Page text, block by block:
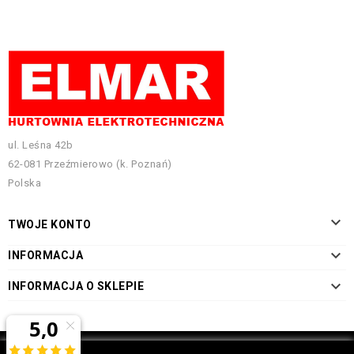
ul. Leśna 42b
62-081 Przeźmierowo (k. Poznań)
Polska
TWOJE KONTO 
INFORMACJA 
INFORMACJA O SKLEPIE 